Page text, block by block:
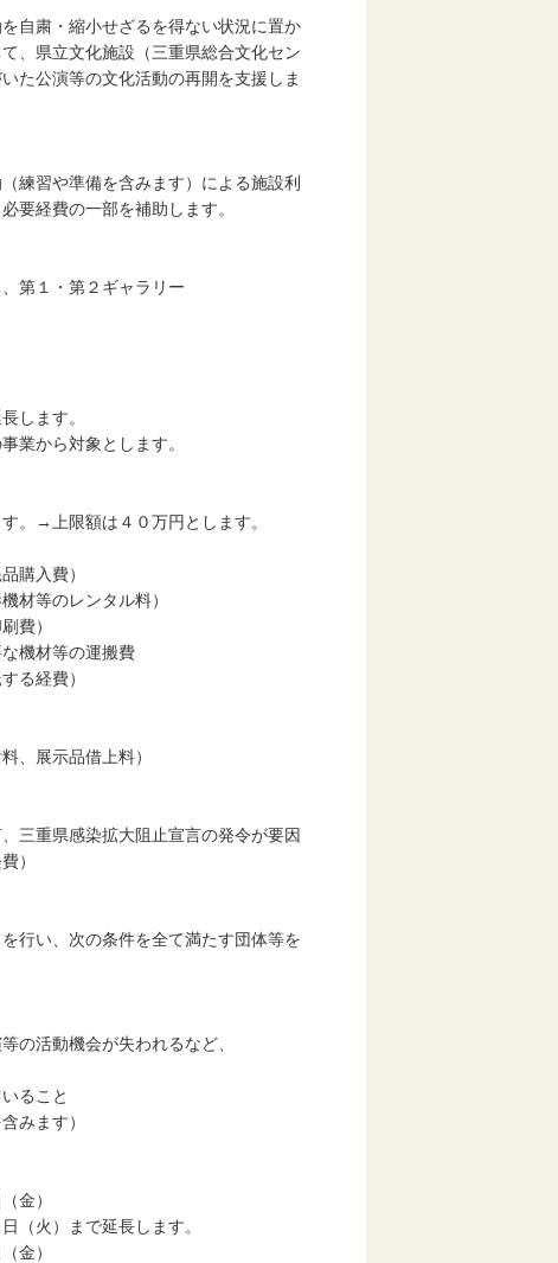
自粛・縮小せざるを得ない状況に置か
、県立文化施設（三重県総合文化セン
た公演等の文化活動の再開を支援しま
練習や準備を含みます）による施設利
要経費の一部を補助します。
第１・第２ギャラリー
す。
業から対象とします。
。→上限額は４０万円とします。
購入費）
等のレンタル料）
費）
機材等の運搬費
る経費）
展示品借上料）
重県感染拡大阻止宣言の発令が要因
）
行い、次の条件を全て満たす団体等を
活動機会が失われるなど、
ること
ます）
金）
長します。
金）